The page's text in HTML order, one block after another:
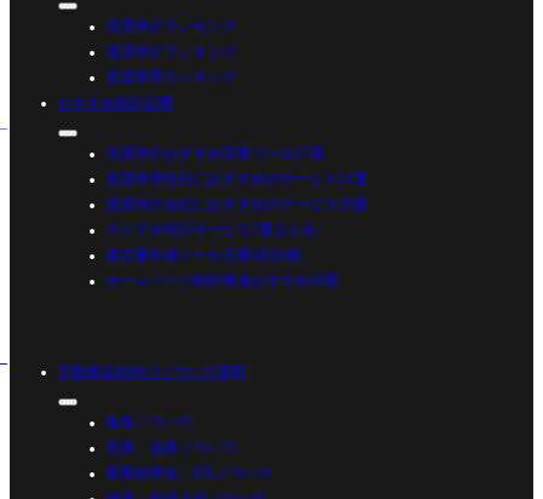
売買仲介ランキング
賃貸仲介ランキング
賃貸管理ランキング
おすすめ紹介記事
売買仲介おすすめ営業ツール17選
賃貸管理会社におすすめのサービス21選
賃貸仲介会社におすすめのサービス20選
テレアポ代行サービス7選まとめ
査定書作成ツール主要4社比較
ホームページ制作業者おすすめ20選
不動産会社向けノウハウ資料
集客ノウハウ
営業・追客ノウハウ
業務効率化・DXノウハウ